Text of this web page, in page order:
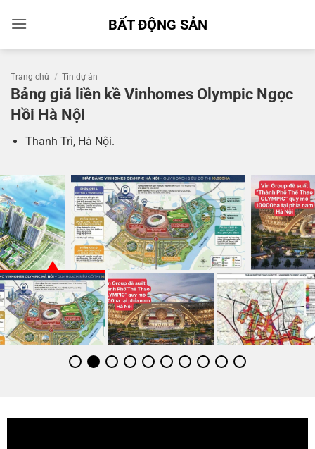
qua
BẤT ĐỘNG SẢN
Trang chủ / Tin dự án
Bảng giá liền kề Vinhomes Olympic Ngọc
Hồi Hà Nội
Thanh Trì, Hà Nội.